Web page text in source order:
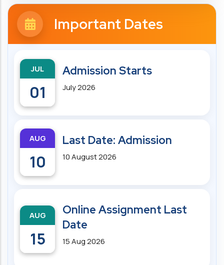
Important Dates
JUL
01
Admission Starts
July 2026
AUG
10
Last Date: Admission
10 August 2026
AUG
15
Online Assignment Last
Date
15 Aug 2026